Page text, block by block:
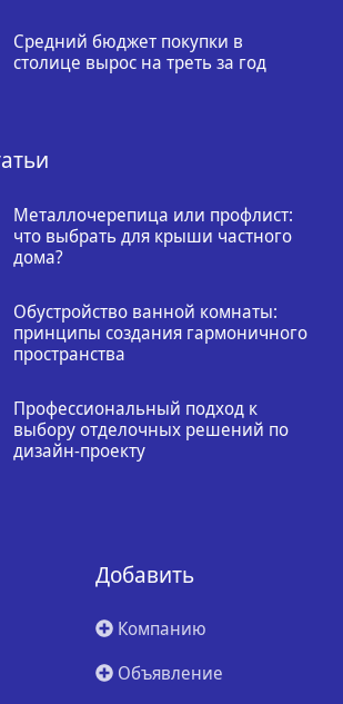
Средний бюджет покупки в
столице вырос на треть за год
Металлочерепица или профлист:
что выбрать для крыши частного
дома?
Обустройство ванной комнаты:
принципы создания гармоничного
пространства
Профессиональный подход к
выбору отделочных решений по
дизайн-проекту
Добавить
Компанию
Объявление